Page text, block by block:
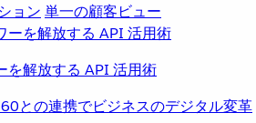
ョン 単一の顧客ビュー
を解放する API 活用術
との連携でビジネスのデジタル変革